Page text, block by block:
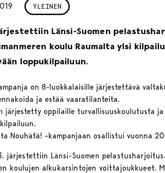
YLEINEN
Länsi-Suomen
koulu Raumalta ylsi
loppukilpailuun.
on 8-luokkalaisille järjestettävä
ja estää vaaratilanteita.
järjestetty oppilaille turvallisuuskoulutusta
Nouhätä! –kampanjaan osallistui vuonna
järjestettiin Länsi-Suomen
koulujen alkukarsintojen voittajoukkueet.